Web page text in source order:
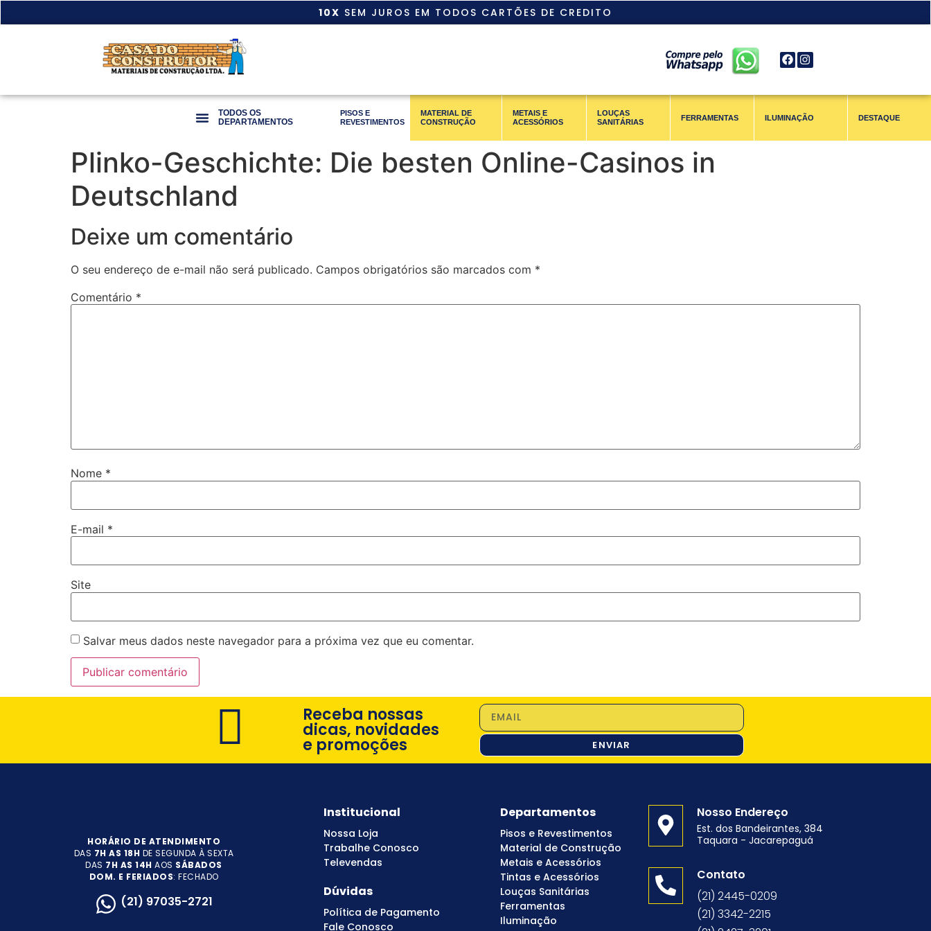
10X SEM JUROS EM TODOS CARTÕES DE CREDITO
TODOS OS
DEPARTAMENTOS
PISOS E
REVESTIMENTOS
MATERIAL DE
CONSTRUÇÃO
METAIS E
ACESSÓRIOS
LOUÇAS
SANITÁRIAS
FERRAMENTAS ILUMINAÇÃO DESTAQUE
Plinko-Geschichte: Die besten Online-Casinos in
Deutschland
Deixe um comentário
O seu endereço de e-mail não será publicado. Campos obrigatórios são marcados com *
Comentário *
Nome *
E-mail *
Site
Salvar meus dados neste navegador para a próxima vez que eu comentar.
Receba nossas
dicas, novidades
e promoções ENVIAR
HORÁRIO DE ATENDIMENTO
DAS 7H AS 18H DE SEGUNDA À SEXTA
DAS 7H AS 14H AOS SÁBADOS
DOM. E FERIADOS: FECHADO
(21) 97035-2721
Institucional
Nossa Loja
Trabalhe Conosco
Televendas
Dúvidas
Política de Pagamento
Fale Conosco
Departamentos
Pisos e Revestimentos
Material de Construção
Metais e Acessórios
Tintas e Acessórios
Louças Sanitárias
Ferramentas
Iluminação
Nosso Endereço
Est. dos Bandeirantes, 384
Taquara - Jacarepaguá
Contato
(21) 2445-0209
(21) 3342-2215